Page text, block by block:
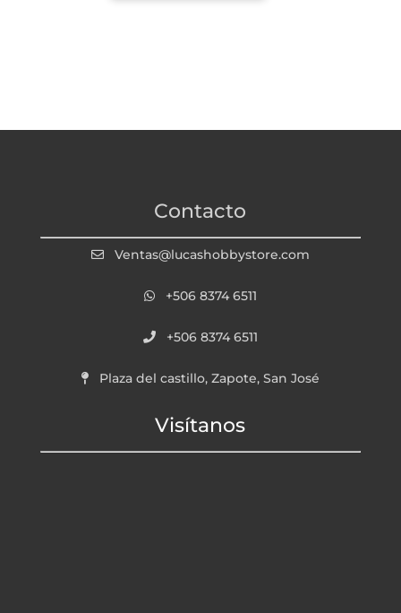
Contacto
Ventas@lucashobbystore.com
+506 8374 6511
+506 8374 6511
Plaza del castillo, Zapote, San José
Visítanos